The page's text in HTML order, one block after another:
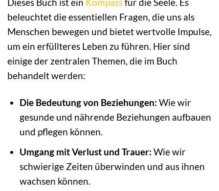
beleuchtet die essentiellen Fragen, die uns als
Menschen bewegen und bietet wertvolle Impulse,
um ein erfüllteres Leben zu führen. Hier sind
einige der zentralen Themen, die im Buch
behandelt werden:
Die Bedeutung von Beziehungen: Wie wir
gesunde und nährende Beziehungen aufbauen
und pflegen können.
Umgang mit Verlust und Trauer: Wie wir
schwierige Zeiten überwinden und aus ihnen
wachsen können.